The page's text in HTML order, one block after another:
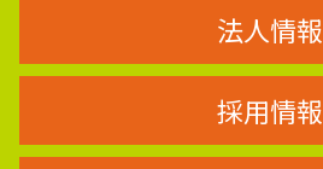
法人情報
採用情報